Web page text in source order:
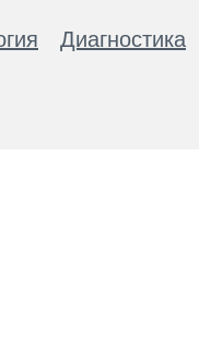
Диагностика